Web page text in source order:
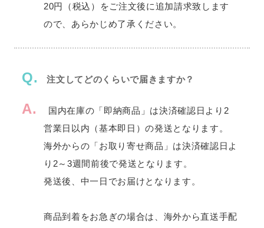
20円（税込）をご注文後に追加請求致します
ので、あらかじめ了承ください。
Q. 注文してどのくらいで届きますか？
A.
国内在庫の「即納商品」は決済確認日より2
営業日以内（基本即日）の発送となります。
海外からの「お取り寄せ商品」は決済確認日よ
り2～3週間前後で発送となります。
発送後、中一日でお届けとなります。
商品到着をお急ぎの場合は、海外から直送手配